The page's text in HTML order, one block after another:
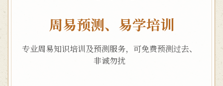
周易预测、易学培训
专业周易知识培训及预测服务，可免费预测过去、
非诚勿扰